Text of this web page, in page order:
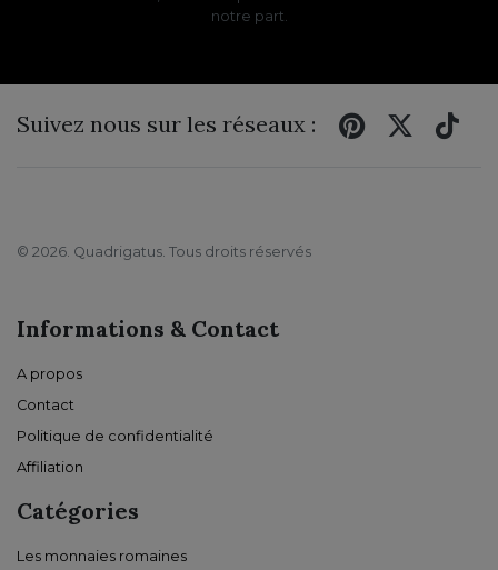
notre part.
Suivez nous sur les réseaux :
© 2026. Quadrigatus. Tous droits réservés
Informations & Contact
A propos
Contact
Politique de confidentialité
Affiliation
Catégories
Les monnaies romaines